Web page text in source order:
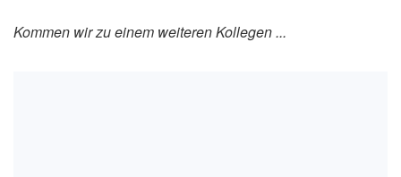
Kommen wir zu einem weiteren Kollegen ...